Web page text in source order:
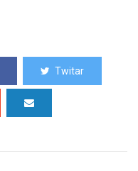
Twitar